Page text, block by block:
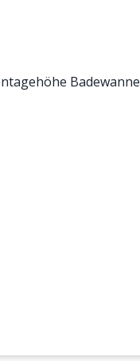
Badewanne